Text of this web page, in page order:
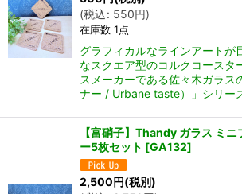
(税込: 550円)
在庫数 1点
グラフィカルなラインアートが
なスクエア型のコルクコースタ
スメーカーである佐々木ガラス
ナー / Urbane taste）」シリー
【富硝子】Thandy ガラス ミニ
ー5枚セット [GA132]
2,500円(税別)